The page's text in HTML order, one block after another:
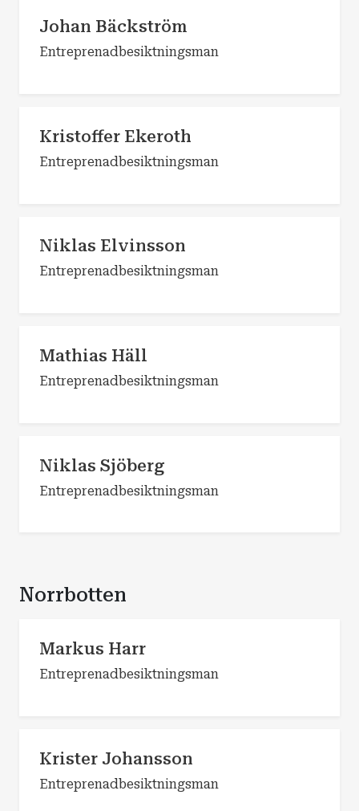
Johan Bäckström
Entreprenadbesiktningsman
Kristoffer Ekeroth
Entreprenadbesiktningsman
Niklas Elvinsson
Entreprenadbesiktningsman
Mathias Häll
Entreprenadbesiktningsman
Niklas Sjöberg
Entreprenadbesiktningsman
Norrbotten
Markus Harr
Entreprenadbesiktningsman
Krister Johansson
Entreprenadbesiktningsman